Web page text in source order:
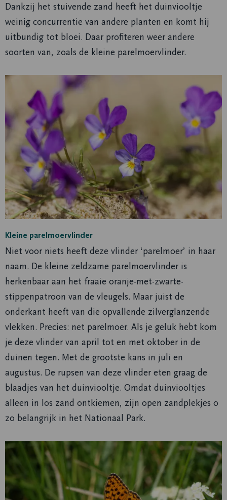
Dankzij het stuivende zand heeft het duinviooltje
weinig concurrentie van andere planten en komt hij
uitbundig tot bloei. Daar profiteren weer andere
soorten van, zoals de kleine parelmoervlinder.
Kleine parelmoervlinder
Niet voor niets heeft deze vlinder ‘parelmoer’ in haar
naam. De kleine zeldzame parelmoervlinder is
herkenbaar aan het fraaie oranje-met-zwarte-
stippenpatroon van de vleugels. Maar juist de
onderkant heeft van die opvallende zilverglanzende
vlekken. Precies: net parelmoer. Als je geluk hebt kom
je deze vlinder van april tot en met oktober in de
duinen tegen. Met de grootste kans in juli en
augustus. De rupsen van deze vlinder eten graag de
blaadjes van het duinviooltje. Omdat duinviooltjes
alleen in los zand ontkiemen, zijn open zandplekjes o
zo belangrijk in het Nationaal Park.